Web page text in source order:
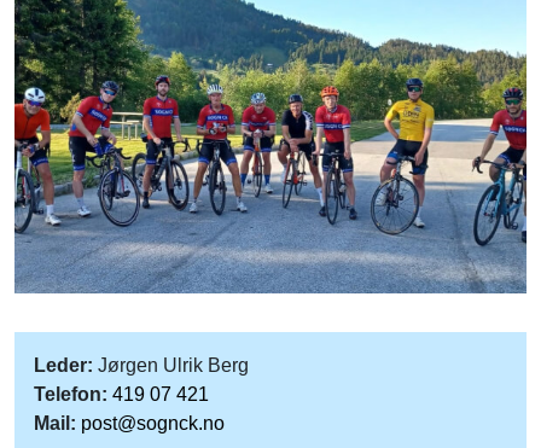
Leder: Jørgen Ulrik Berg
Telefon: 419 07 421
Mail: post@sognck.no